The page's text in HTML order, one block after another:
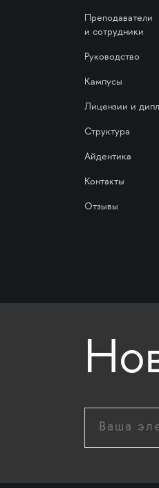
Преподаватели
и сотрудники
Руководство
Кампусы
Лицензии и
Структура
Айдентика
Контакты
Отзывы